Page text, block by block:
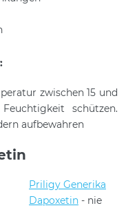
zwischen 15 und
schützen.
aufbewahren
Priligy Generika
Dapoxetin - nie